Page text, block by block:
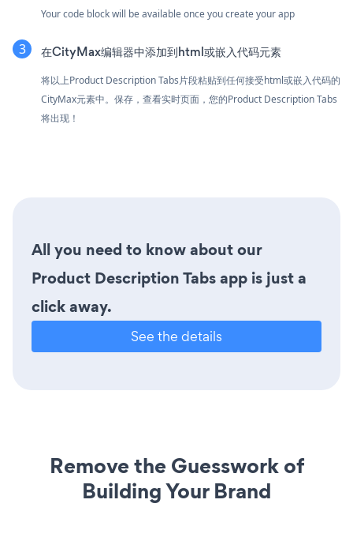
Your code block will be available once you create your app
在CityMax编辑器中添加到html或嵌入代码元素
将以上Product Description Tabs片段粘贴到任何接受html或嵌入代码的
CityMax元素中。保存，查看实时页面，您的Product Description Tabs
将出现！
All you need to know about our
Product Description Tabs app is just a
click away.
See the details
Remove the Guesswork of
Building Your Brand